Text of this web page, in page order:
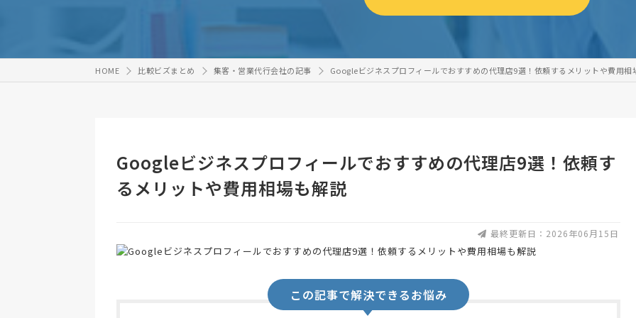
HOME 比較ビズまとめ 集客・営業代行会社の記事 Googleビジネスプロフィールでおすすめの代理店9選！依頼するメリットや費用相
Googleビジネスプロフィールでおすすめの代理店9選！依頼す
るメリットや費用相場も解説
最終更新日：2026年06月15日
この記事で解決できるお悩み